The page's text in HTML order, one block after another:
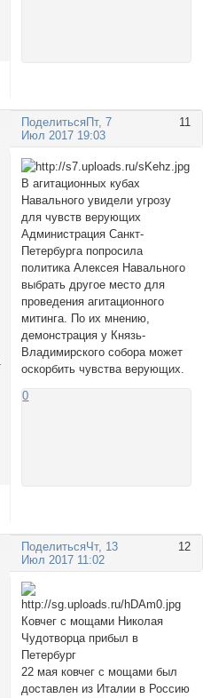
Поделиться 11
Пт, 7
Июл 2017 19:03
В агитационных кубах
Навального увидели угрозу
для чувств верующих
Администрация Санкт-
Петербурга попросила
политика Алексея Навального
выбрать другое место для
проведения агитационного
митинга. По их мнению,
демонстрация у Князь-
Владимирского собора может
оскорбить чувства верующих.
0
Поделиться 12
Чт, 13
Июл 2017 11:02
Ковчег с мощами Николая
Чудотворца прибыл в
Петербург
22 мая ковчег с мощами был
доставлен из Италии в Россию